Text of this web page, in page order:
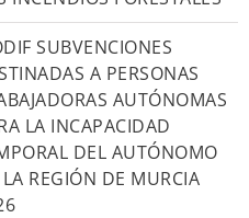
SUBVENCIONES
A PERSONAS
AUTÓNOMAS
LA INCAPACIDAD
DEL AUTÓNOMO
REGIÓN DE MURCIA